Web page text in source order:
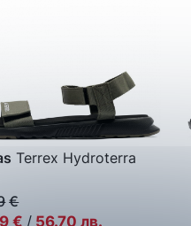
Terrex Hydroterra
€
€ / 56.70 лв.